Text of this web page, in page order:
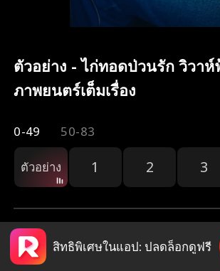
ตัวอย่าง - ไก่ทอดป่วนรัก วิวาห์
ภาพยนตร์เต็มเรื่อง
0-49 50-83
ตัวอย่าง 1 2 3
สิทธิพิเศษในแอป: ปลดล็อกดูฟรี